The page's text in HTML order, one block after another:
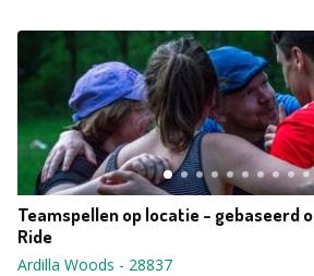
Teamspellen op locatie - gebaseerd
Ride
Ardilla Woods - 28837